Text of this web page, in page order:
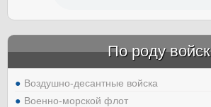
По роду войск
Воздушно-десантные войска
Военно-морской флот